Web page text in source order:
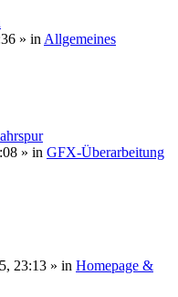
» in Allgemeines
» in GFX-Überarbeitung
23:13 » in Homepage &